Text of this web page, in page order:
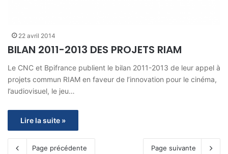
22 avril 2014
BILAN 2011-2013 DES PROJETS RIAM
Le CNC et Bpifrance publient le bilan 2011-2013 de leur appel à
projets commun RIAM en faveur de l’innovation pour le cinéma,
l’audiovisuel, le jeu…
Lire la suite »
Page précédente Page suivante